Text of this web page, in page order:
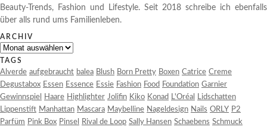
Beauty-Trends, Fashion und Lifestyle. Seit 2018 schreibe ich ebenfalls
über alls rund ums Familienleben.
ARCHIV
Archiv
TAGS
Alverde aufgebraucht balea Blush Born Pretty Boxen Catrice Creme
Degustabox Essen Essence Essie Fashion Food Foundation Garnier
Gewinnspiel
Haare Highlighter Jolifin Kiko Konad L'Oréal
Lidschatten
Lippenstift Manhattan Mascara Maybelline Nageldesign Nails ORLY P2
Parfüm Pink Box Pinsel Rival de Loop Sally Hansen Schaebens Schmuck